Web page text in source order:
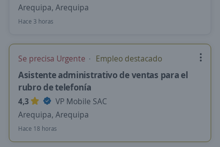
Arequipa, Arequipa
Hace 3 horas
Se precisa Urgente Empleo destacado
Asistente administrativo de ventas para el
rubro de telefonía
4,3
VP Mobile SAC
Arequipa, Arequipa
Hace 18 horas